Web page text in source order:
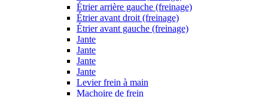
Étrier arrière gauche (freinage)
Étrier avant droit (freinage)
Étrier avant gauche (freinage)
Jante
Jante
Jante
Jante
Levier frein à main
Machoire de frein